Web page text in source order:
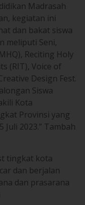
Madrasah
kegiatan ini
dan bakat siswa
meliputi Seni,
Reciting Holy
(RIT), Voice of
Design Fest.
Siswa
Kota
Provinsi yang
2023.” Tambah
tingkat kota
dan berjalan
dan prasarana